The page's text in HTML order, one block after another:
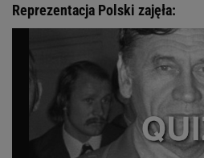
Reprezentacja Polski zajęła: